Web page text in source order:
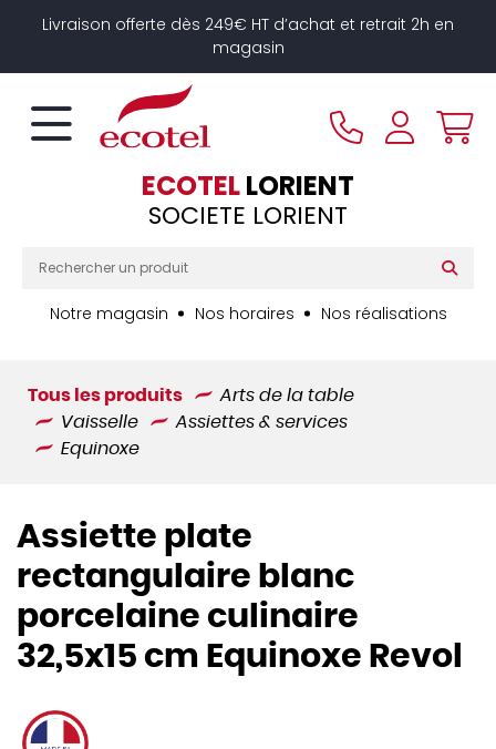
Livraison offerte dès 249€ HT d’achat et retrait 2h en
magasin
ECOTELLORIENT
SOCIETE LORIENT
Notre magasin Nos horaires Nos réalisations
Tous les produits
Arts de la table
Vaisselle
Assiettes & services
Equinoxe
Assiette plate
rectangulaire blanc
porcelaine culinaire
32,5x15 cm Equinoxe Revol
Panneau de gestion des cookies